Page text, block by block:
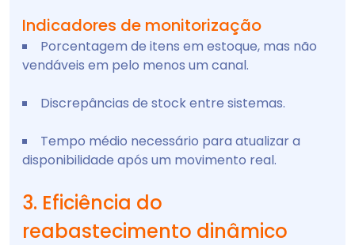
Indicadores de monitorização
Porcentagem de itens em estoque, mas não
vendáveis em pelo menos um canal.
Discrepâncias de stock entre sistemas.
Tempo médio necessário para atualizar a
disponibilidade após um movimento real.
3. Eficiência do
reabastecimento dinâmico